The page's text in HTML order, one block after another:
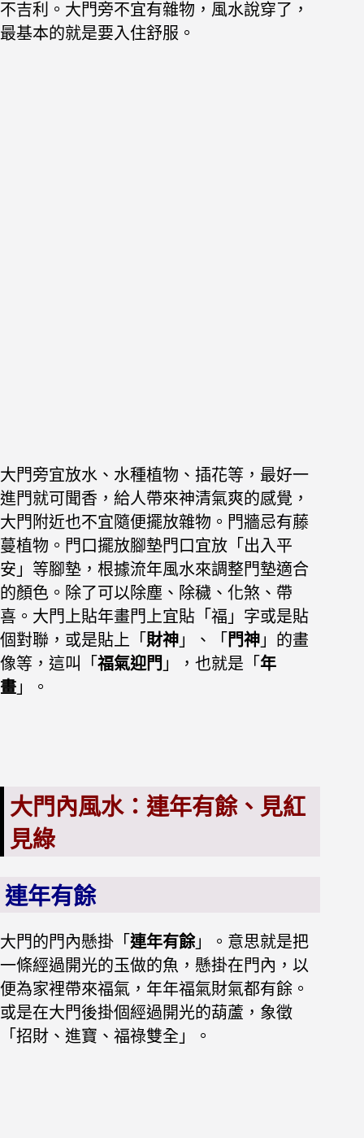
不吉利。 大門旁不宜有雜物，風水說穿了，
最基本的就是要入住舒服。
大門旁宜放水、水種植物、插花等，最好一
進門就可聞香，給人帶來神清氣爽的感覺，
大門附近也不宜隨便擺放雜物。門牆忌有藤
蔓植物。 門口擺放腳墊門口宜放「出入平
安」等腳墊，根據流年風水來調整門墊適合
的顏色。除了可以除塵、除穢、化煞、帶
喜。大門上貼年畫門上宜貼「福」字或是貼
個對聯，或是貼上「 財神 」、「 門神 」的畫
像等，這叫「 福氣迎門 」，也就是「 年
畫 」。
大門內風水：連年有餘、見紅
見綠
連年有餘
大門的門內懸掛「 連年有餘」。意思就是把
一條經過開光的玉做的魚，懸掛在門內，以
便為家裡帶來福氣，年年福氣財氣都有餘。
或是在大門後掛個經過開光的葫蘆，象徵
「招財、進寶、福祿雙全」。